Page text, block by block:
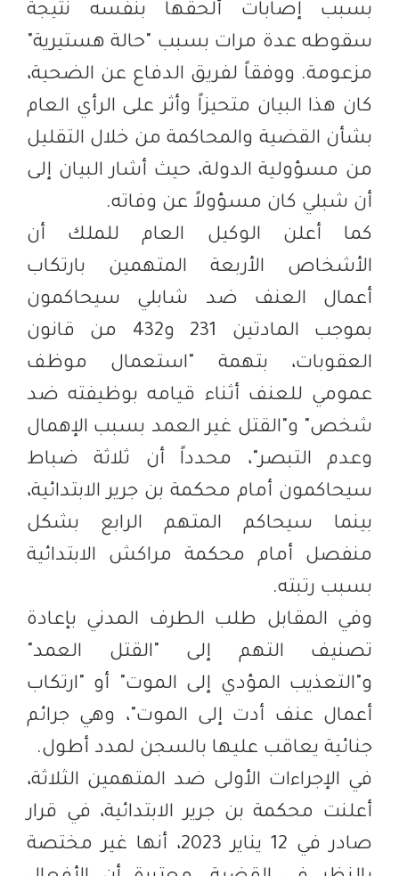
بسبب إصابات ألحقها بنفسه نتيجة
سقوطه عدة مرات بسبب "حالة هستيرية"
مزعومة. ووفقاً لفريق الدفاع عن الضحية،
كان هذا البيان متحيزاً وأثر على الرأي العام
بشأن القضية والمحاكمة من خلال التقليل
من مسؤولية الدولة، حيث أشار البيان إلى
أن شبلي كان مسؤولاً عن وفاته.
كما أعلن الوكيل العام للملك أن
الأشخاص الأربعة المتهمين بارتكاب
أعمال العنف ضد شابلي سيحاكمون
بموجب المادتين 231 و432 من قانون
العقوبات، بتهمة "استعمال موظف
عمومي للعنف أثناء قيامه بوظيفته ضد
شخص" و"القتل غير العمد بسبب الإهمال
وعدم التبصر"، محدداً أن ثلاثة ضباط
سيحاكمون أمام محكمة بن جرير الابتدائية،
بينما سيحاكم المتهم الرابع بشكل
منفصل أمام محكمة مراكش الابتدائية
بسبب رتبته.
وفي المقابل طلب الطرف المدني بإعادة
تصنيف التهم إلى "القتل العمد"
و"التعذيب المؤدي إلى الموت" أو "ارتكاب
أعمال عنف أدت إلى الموت"، وهي جرائم
جنائية يعاقب عليها بالسجن لمدد أطول.
في الإجراءات الأولى ضد المتهمين الثلاثة،
أعلنت محكمة بن جرير الابتدائية، في قرار
صادر في 12 يناير 2023، أنها غير مختصة